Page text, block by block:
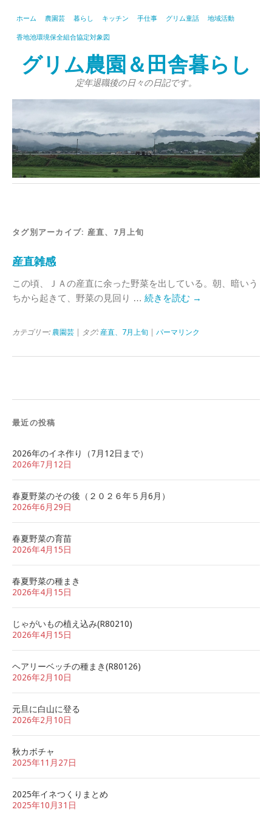
ホーム 農園芸 暮らし キッチン 手仕事 グリム童話 地域活動
香地池環境保全組合協定対象図
グリム農園＆田舎暮らし
定年退職後の日々の日記です。
タグ別アーカイブ: 産直、7月上旬
産直雑感
この頃、ＪＡの産直に余った野菜を出している。朝、暗いう
ちから起きて、野菜の見回り … 続きを読む →
カテゴリー: 農園芸 | タグ: 産直、7月上旬 パーマリンク
最近の投稿
2026年のイネ作り（7月12日まで）
2026年7月12日
春夏野菜のその後（２０２６年５月6月）
2026年6月29日
春夏野菜の育苗
2026年4月15日
春夏野菜の種まき
2026年4月15日
じゃがいもの植え込み(R80210)
2026年4月15日
ヘアリーベッチの種まき(R80126)
2026年2月10日
元旦に白山に登る
2026年2月10日
秋カボチャ
2025年11月27日
2025年イネつくりまとめ
2025年10月31日